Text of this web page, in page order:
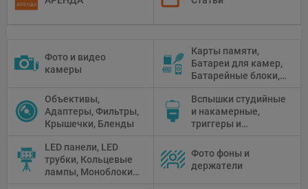
Фото и видео
камеры
Карты памяти,
Батареи для камер,
Батарейные блоки,
Объективы,
Адаптеры, Фильтры,
Крышечки, Бленды
Вспышки студийные
и накамерные,
триггеры и
LED панели, LED
трубки, Кольцевые
лампы, Моноблоки,
Фото фоны и
держатели